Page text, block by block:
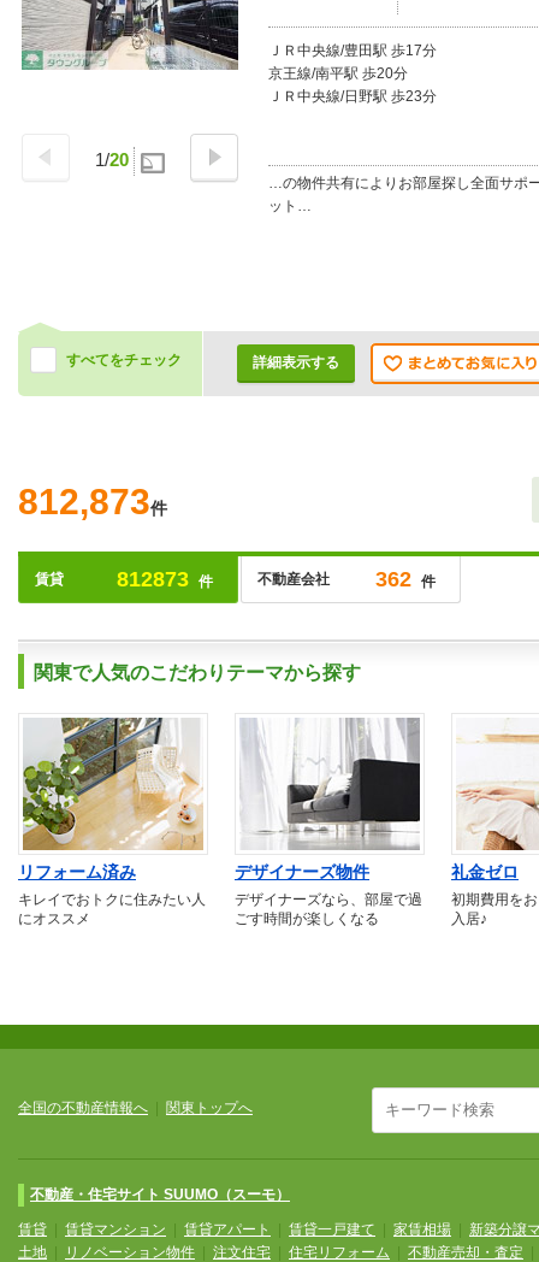
1/20
ＪＲ中央線/豊田駅 歩17分
京王線/南平駅 歩20分
ＪＲ中央線/日野駅 歩23分
…の物件共有によりお部屋探し全面サポ
ット…
すべてをチェック 詳細表示する
812,873件
賃貸 812873 件 不動産会社 362 件
関東で人気のこだわりテーマから探す
リフォーム済み
キレイでおトクに住みたい人
にオススメ
デザイナーズ物件
デザイナーズなら、部屋で過
ごす時間が楽しくなる
礼金ゼロ
初期費用を
入居♪
全国の不動産情報へ 関東トップへ
不動産・住宅サイト SUUMO（スーモ）
賃貸 賃貸マンション 賃貸アパート 賃貸一戸建て 家賃相場
新築分譲
土地
リノベーション物件 注文住宅 住宅リフォーム 不動産売却・査定